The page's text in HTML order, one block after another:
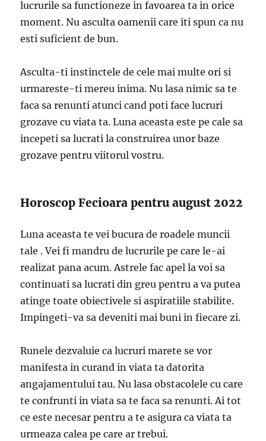
lucrurile sa functioneze in favoarea ta in orice
moment. Nu asculta oamenii care iti spun ca nu
esti suficient de bun.
Asculta-ti instinctele de cele mai multe ori si
urmareste-ti mereu inima. Nu lasa nimic sa te
faca sa renunti atunci cand poti face lucruri
grozave cu viata ta. Luna aceasta este pe cale sa
incepeti sa lucrati la construirea unor baze
grozave pentru viitorul vostru.
Horoscop Fecioara pentru august 2022
Luna aceasta te vei bucura de roadele muncii
tale . Vei fi mandru de lucrurile pe care le-ai
realizat pana acum. Astrele fac apel la voi sa
continuati sa lucrati din greu pentru a va putea
atinge toate obiectivele si aspiratiile stabilite.
Impingeti-va sa deveniti mai buni in fiecare zi.
Runele dezvaluie ca lucruri marete se vor
manifesta in curand in viata ta datorita
angajamentului tau. Nu lasa obstacolele cu care
te confrunti in viata sa te faca sa renunti. Ai tot
ce este necesar pentru a te asigura ca viata ta
urmeaza calea pe care ar trebui.